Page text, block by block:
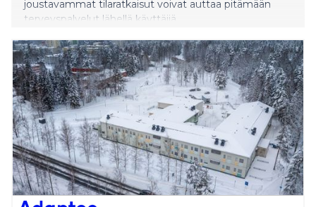
joustavammat tilaratkaisut voivat auttaa pitämään
terveyspalvelut lähellä käyttäjiä.